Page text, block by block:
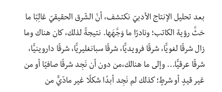
بعد تحليل الإنتاج الأدبيّ نكتشف، أنّ الشّرق الحقيقيّ غالِبًا ما
حَثَّ رؤية الكاتب؛ ونادرًا ما وَجَّهَها. نتيجةً لذلك، كان هناك وما
زال شرقًا لغويًّا، شرقًا فرويديًّا، شرقًا سبانغليريًّا، شرقًا داروينيًّا،
شرقًا عرقيًّا… وإلى ما هنالك،من دون أن نَجِد شرقًا صافيًا أو من
غير قيدٍ أو شرطٍ؛ كذلك لم نَجِد أبدًا شكلًا غير مادّيٍّ من